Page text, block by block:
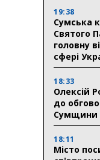
19:38
Сумська
Святого
головну
сфері
18:33
Олексій
до
Сумщини
18:11
Місто